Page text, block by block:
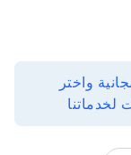
واختر
لخدماتنا